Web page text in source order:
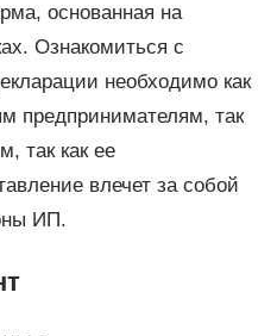
основанная на
Ознакомиться с
необходимо как
предпринимателям, так
так как ее
влечет за собой
ИП.